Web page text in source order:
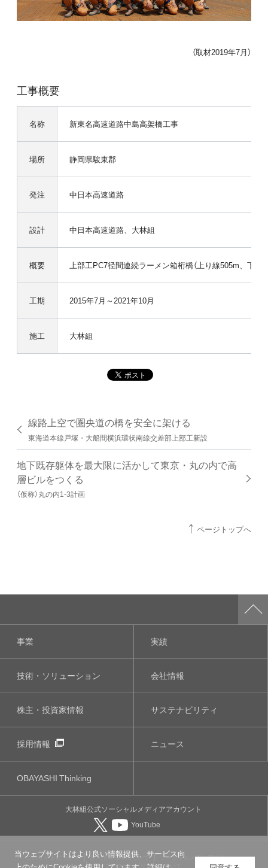
当ウェブサイトはより良い情報提供、サービス向
（取材2019年7月）
工事概要
名称 新東名高速道路中島高架橋工事
場所 静岡県駿東郡
発注 中日本高速道路
設計 中日本高速道路、大林組
概要 上部工PC7径間連続ラーメン箱桁橋（上り線505m、下
工期 2015年7月～2021年10月
施工 大林組
線路上空で圏央道の橋を安全に架ける
東海道本線戸塚・大船間横浜環状南線交差部上部工新設
地下既存躯体を最大限に活かして東京・丸の内で高
層ビルをつくる
（仮称）丸の内1-3計画
ページトップへ
事業 実績
技術・ソリューション 会社情報
株主・投資家情報 サステナビリティ
採用情報 ニュース
OBAYASHIThinking
大林組公式ソーシャルメディアアカウント
YouTube
このサイトについて 個人情報保護について
ソーシャルメディアポリシー
ウェブアクセシビリティについて